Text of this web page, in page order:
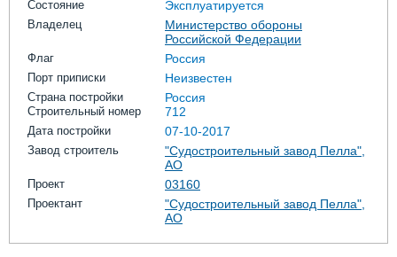
Состояние Эксплуатируется
Владелец
Министерство обороны
Российской Федерации
Флаг Россия
Порт приписки Неизвестен
Страна постройки Россия
Строительный номер 712
Дата постройки 07-10-2017
Завод строитель
"Судостроительный завод Пелла",
АО
Проект 03160
Проектант
"Судостроительный завод Пелла",
АО